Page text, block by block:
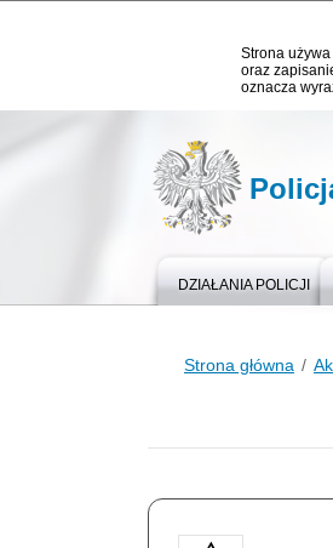
Strona
oraz
oznacza
DZIAŁANIA POLICJI
Strona główna